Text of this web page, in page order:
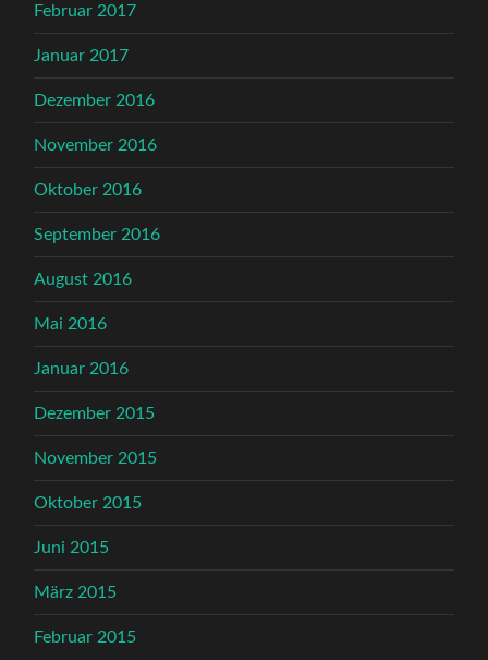
Februar 2017
Januar 2017
Dezember 2016
November 2016
Oktober 2016
September 2016
August 2016
Mai 2016
Januar 2016
Dezember 2015
November 2015
Oktober 2015
Juni 2015
März 2015
Februar 2015